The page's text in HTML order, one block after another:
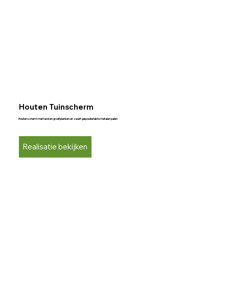
Houten Tuinscherm
Houten scherm met tand en groef planken en zwart gepoederlakte metalen palen
Realisatie bekijken